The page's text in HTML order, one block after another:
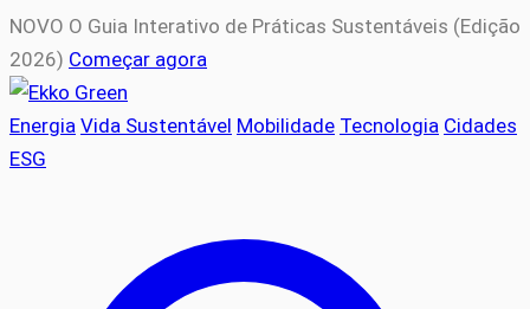
NOVO O Guia Interativo de Práticas Sustentáveis (Edição
2026) Começar agora
Energia Vida Sustentável Mobilidade Tecnologia Cidades
ESG